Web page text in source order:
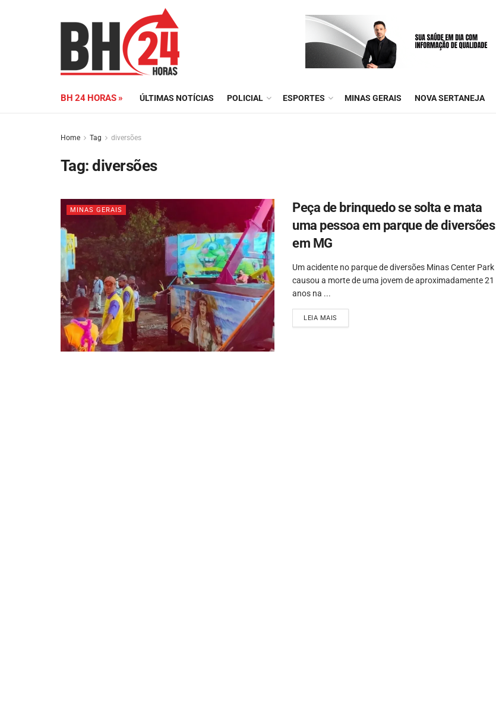
BH 24 HORAS » ÚLTIMAS NOTÍCIAS POLICIAL ESPORTES MINAS GERAIS NOVA SERTANEJA
Home Tag diversões
Tag:diversões
MINAS GERAIS
Peça de brinquedo se solta e mata
uma pessoa em parque de diversões
em MG
Um acidente no parque de diversões Minas Center Park
causou a morte de uma jovem de aproximadamente 21
anos na ...
LEIA MAIS